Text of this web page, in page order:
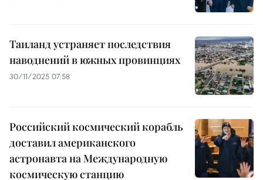
Таиланд устраняет последствия
наводнений в южных провинциях
30/11/2025 07:58
Российский космический корабль
доставил американского
астронавта на Международную
космическую станцию